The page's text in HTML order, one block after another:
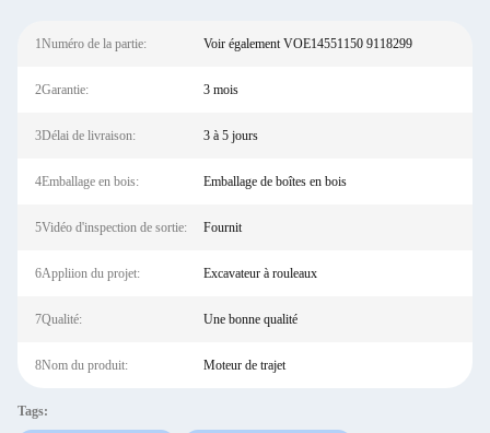
1Numéro de la partie: Voir également VOE14551150 9118299
2Garantie: 3 mois
3Délai de livraison: 3 à 5 jours
4Emballage en bois: Emballage de boîtes en bois
5Vidéo d'inspection de sortie: Fournit
6Appliion du projet: Excavateur à rouleaux
7Qualité: Une bonne qualité
8Nom du produit: Moteur de trajet
Tags: